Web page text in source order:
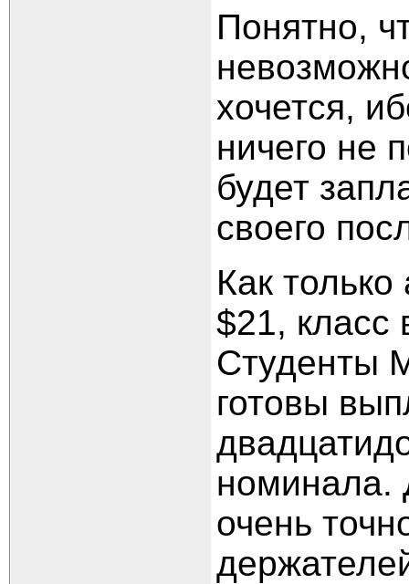
Понятно,
хочется,
ничего не
будет
своего
Как
$21, класс
Студенты
готовы
номинала.
очень